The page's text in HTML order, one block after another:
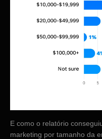
E como o relatório
marketing por tamanho da